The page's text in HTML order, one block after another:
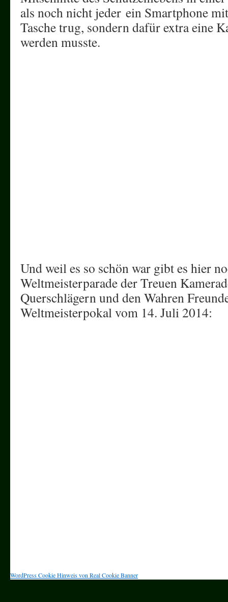
als noch nicht jeder ein Smartphone
Tasche trug, sondern dafür extra eine
werden musste.
Und weil es so schön war gibt es hier
Weltmeisterparade der Treuen
Querschlägern und den Wahren
Weltmeisterpokal vom 14. Juli 2014:
WordPress Cookie Hinweis von Real Cookie Banner